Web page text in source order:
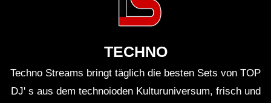
TECHNO
Techno Streams bringt täglich die besten Sets von TOP
DJ' s aus dem technoioden Kulturuniversum, frisch und